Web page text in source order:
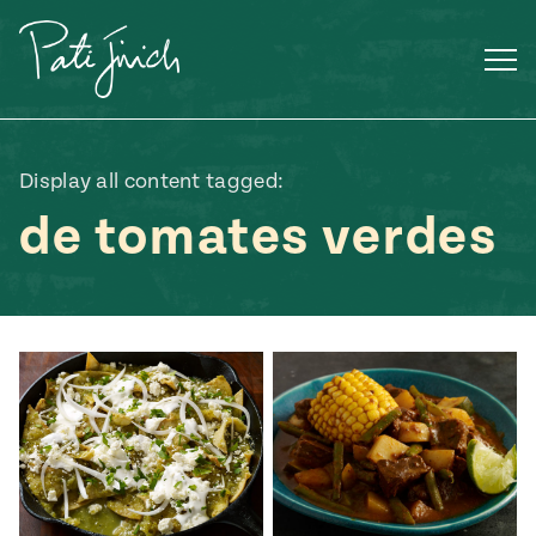
contenido
Display all content tagged:
de tomates verdes